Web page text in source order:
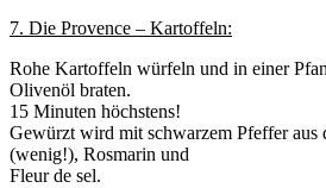
7. Die Provence – Kartoffeln:
Rohe Kartoffeln würfeln und in einer
Olivenöl braten.
15 Minuten höchstens!
Gewürzt wird mit schwarzem Pfeffer aus
(wenig!), Rosmarin und
Fleur de sel.